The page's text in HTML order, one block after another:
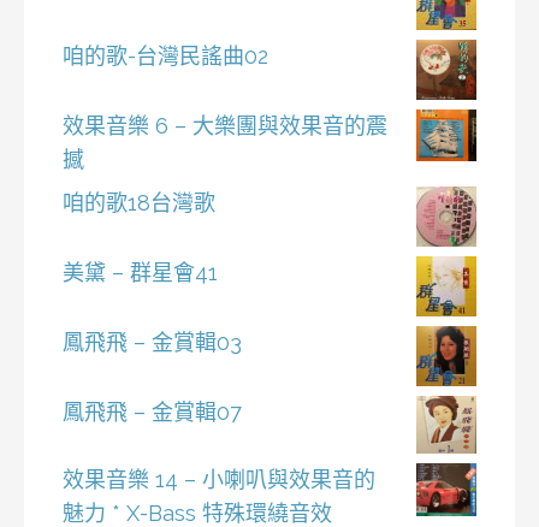
咱的歌-台灣民謠曲02
效果音樂 6 – 大樂團與效果音的震
撼
咱的歌18台灣歌
美黛 – 群星會41
鳳飛飛 – 金賞輯03
鳳飛飛 – 金賞輯07
效果音樂 14 – 小喇叭與效果音的
魅力 * X-Bass 特殊環繞音效